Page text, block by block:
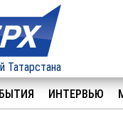
Татарстана
ИНТЕРВЬЮ